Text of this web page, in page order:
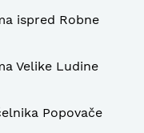
ispred Robne
Velike Ludine
Popovače